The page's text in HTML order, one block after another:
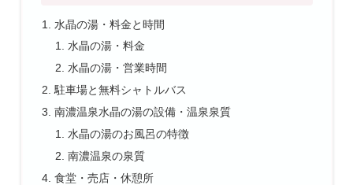
水晶の湯・料金と時間
水晶の湯・料金
水晶の湯・営業時間
駐車場と無料シャトルバス
南濃温泉水晶の湯の設備・温泉泉質
水晶の湯のお風呂の特徴
南濃温泉の泉質
食堂・売店・休憩所